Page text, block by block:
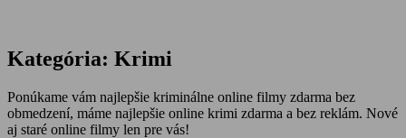
Kategória: Krimi
Ponúkame vám najlepšie kriminálne online filmy zdarma bez
obmedzení, máme najlepšie online krimi zdarma a bez reklám. Nové
aj staré online filmy len pre vás!